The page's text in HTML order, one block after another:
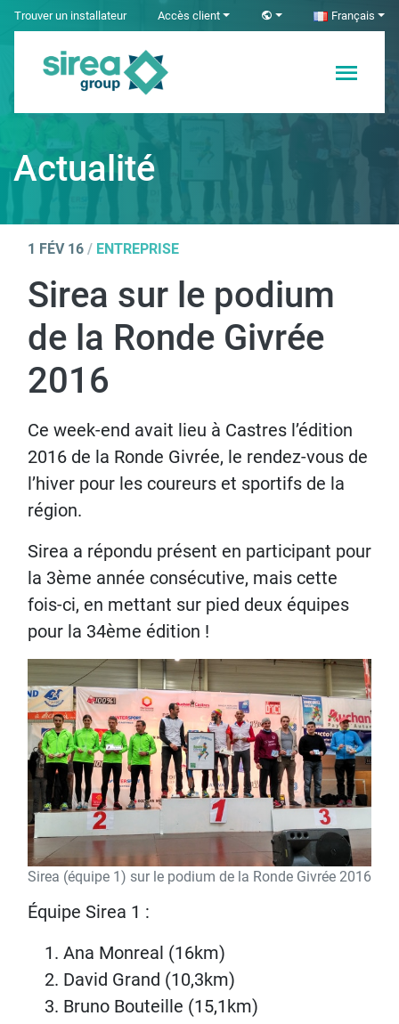
SkipTrouver un installateur Accès client Français
Solutions en
Électricité et
Actualité
1 FÉV 16 / ENTREPRISE
Sirea sur le podium
de la Ronde Givrée
2016
Ce week-end avait lieu à Castres l’édition
2016 de la Ronde Givrée, le rendez-vous de
l’hiver pour les coureurs et sportifs de la
région.
Sirea a répondu présent en participant pour
la 3ème année consécutive, mais cette
fois-ci, en mettant sur pied deux équipes
pour la 34ème édition !
Sirea (équipe 1) sur le podium de la Ronde Givrée 2016
Équipe Sirea 1 :
Ana Monreal (16km)
David Grand (10,3km)
Bruno Bouteille (15,1km)